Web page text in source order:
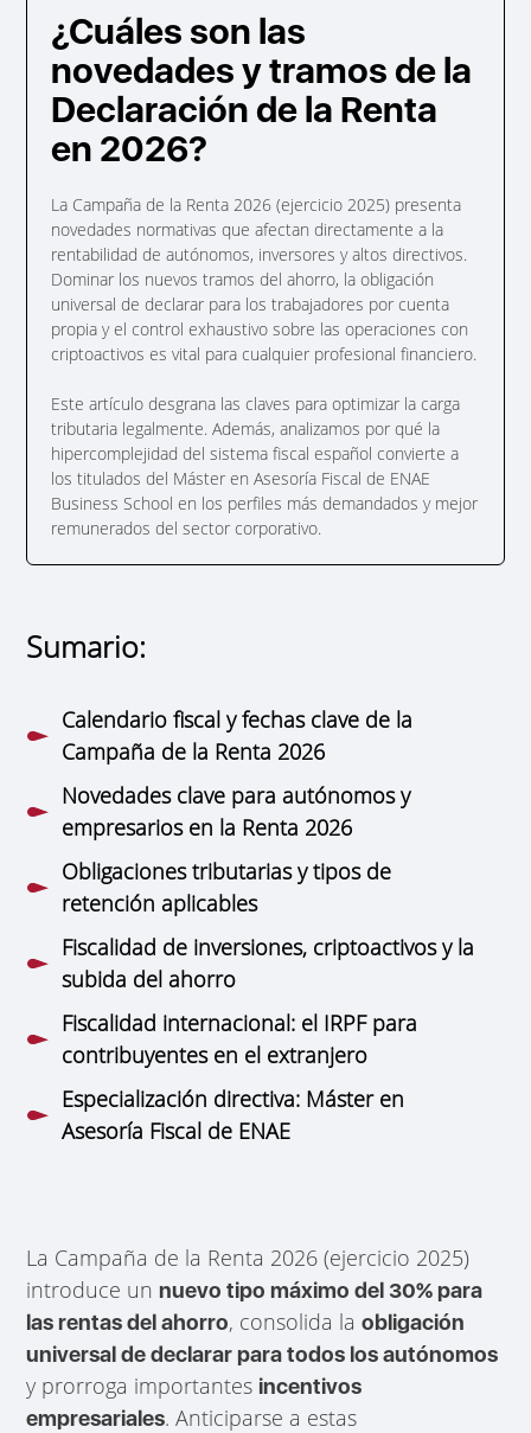
¿Cuáles son las
novedades y tramos de la
Declaración de la Renta
en 2026?
La Campaña de la Renta 2026 (ejercicio 2025) presenta
novedades normativas que afectan directamente a la
rentabilidad de autónomos, inversores y altos directivos.
Dominar los nuevos tramos del ahorro, la obligación
universal de declarar para los trabajadores por cuenta
propia y el control exhaustivo sobre las operaciones con
criptoactivos es vital para cualquier profesional financiero.
Este artículo desgrana las claves para optimizar la carga
tributaria legalmente. Además, analizamos por qué la
hipercomplejidad del sistema fiscal español convierte a
los titulados del Máster en Asesoría Fiscal de ENAE
Business School en los perfiles más demandados y mejor
remunerados del sector corporativo.
Sumario:
Calendario fiscal y fechas clave de la
Campaña de la Renta 2026
Novedades clave para autónomos y
empresarios en la Renta 2026
Obligaciones tributarias y tipos de
retención aplicables
Fiscalidad de inversiones, criptoactivos y la
subida del ahorro
Fiscalidad internacional: el IRPF para
contribuyentes en el extranjero
Especialización directiva: Máster en
Asesoría Fiscal de ENAE
La Campaña de la Renta 2026 (ejercicio 2025)
introduce unnuevo tipo máximo del 30% para
las rentas del ahorro, consolida laobligación
universal de declarar para todos los autónomos
y prorroga importantes incentivos
empresariales. Anticiparse a estas